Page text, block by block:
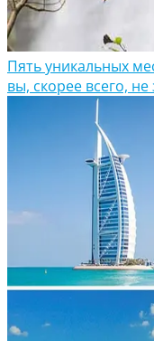
Пять уникальных
вы, скорее всего,